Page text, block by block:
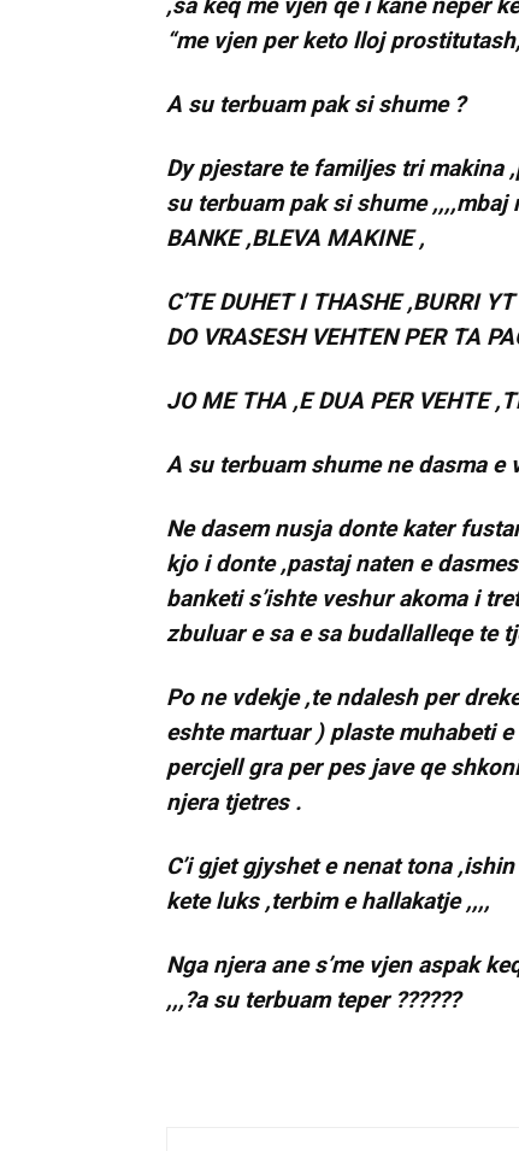
“me vjen per keto lloj
A su terbuam pak si shume ?
Dy pjestare te familjes tri makina
su terbuam pak si shume ,,,,mbaj
BANKE ,BLEVA MAKINE ,
C’TE DUHET I THASHE ,BURRI
DO VRASESH VEHTEN PER TA
JO ME THA ,E DUA PER VEHTE
A su terbuam shume ne dasma e
Ne dasem nusja donte kater
kjo i donte ,pastaj naten e
banketi s’ishte veshur akoma i
zbuluar e sa e sa budallalleqe te
Po ne vdekje ,te ndalesh per
eshte martuar ) plaste muhabeti
percjell gra per pes jave qe
njera tjetres .
C’i gjet gjyshet e nenat tona
kete luks ,terbim e hallakatje ,,,,
Nga njera ane s’me vjen aspak
,,,?a su terbuam teper ??????